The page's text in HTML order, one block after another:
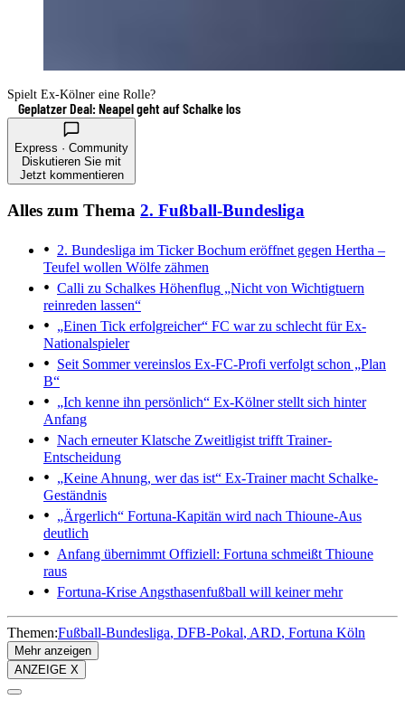
Spielt Ex-Kölner eine Rolle?
Geplatzer Deal: Neapel geht auf Schalke los
Express · Community
Diskutieren Sie mit
Jetzt kommentieren
Alles zum Thema 2. Fußball-Bundesliga
2. Bundesliga im TickerBochum eröffnet gegen Hertha –
Teufel wollen Wölfe zähmen
Calli zu Schalkes Höhenflug „Nicht von Wichtigtuern
reinreden lassen“
„Einen Tick erfolgreicher“ FC war zu schlecht für Ex-
Nationalspieler
Seit Sommer vereinslos Ex-FC-Profi verfolgt schon „Plan
B“
„Ich kenne ihn persönlich“ Ex-Kölner stellt sich hinter
Anfang
Nach erneuter Klatsche Zweitligist trifft Trainer-
Entscheidung
„Keine Ahnung, wer das ist“ Ex-Trainer macht Schalke-
Geständnis
„Ärgerlich“ Fortuna-Kapitän wird nach Thioune-Aus
deutlich
Anfang übernimmt Offiziell: Fortuna schmeißt Thioune
raus
Fortuna-Krise Angsthasenfußball will keiner mehr
Themen:Fußball-Bundesliga DFB-Pokal ARD Fortuna Köln
Mehr anzeigen
ANZEIGE X